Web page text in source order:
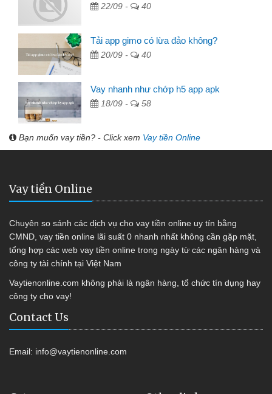
22/09 - 40
Tải app gimo có lừa đảo không?
20/09 - 40
Vay nhanh như chớp h5 app apk
18/09 - 58
Bạn muốn vay tiền? - Click xem Vay tiền Online
Vay tiền Online
Chuyên so sánh các dịch vụ cho vay tiền online uy tín bằng
CMND, vay tiền online lãi suất 0 nhanh nhất không cần gặp mặt,
tổng hợp các web vay tiền online trong ngày từ các ngân hàng và
công ty tài chính tại Việt Nam
Vaytienonline.com không phải là ngân hàng, tổ chức tín dụng hay
công ty cho vay!
Contact Us
Email: info@vaytienonline.com